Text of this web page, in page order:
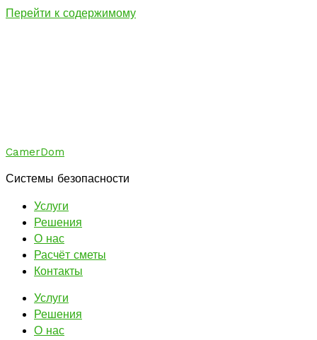
Перейти к содержимому
CamerDom
Системы безопасности
Услуги
Решения
О нас
Расчёт сметы
Контакты
Услуги
Решения
О нас